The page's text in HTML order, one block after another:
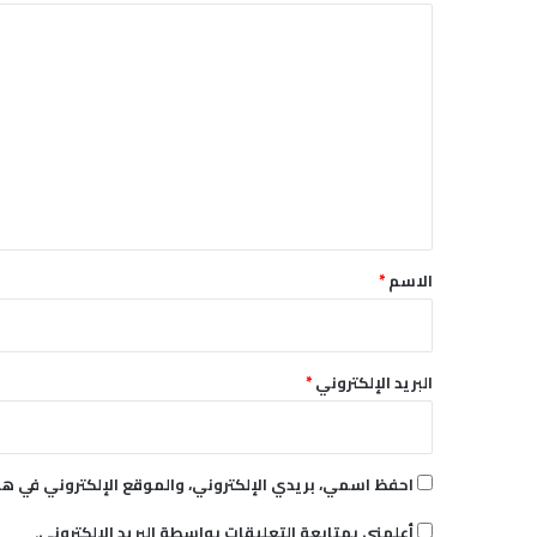
*الاسم*
البريد الإلكتروني*
احفظ اسمي، بريدي الإلكتروني، والموقع الإلكتروني